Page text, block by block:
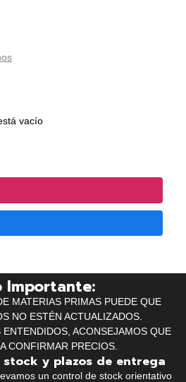
vacío
Importante:
MATERIAS PRIMAS PUEDE QUE
NO ESTÉN ACTUALIZADOS.
ACONSEJAMOS QUE
CONFIRMAR PRECIOS.
y plazos de entrega
un control de stock orientativo